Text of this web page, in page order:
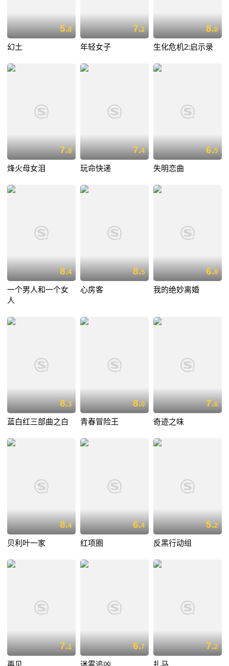
5.8
幻土
7.2
年轻女子
8.0
生化危机2:启示录
7.8
烽火母女泪
7.4
玩命快递
6.5
失明恋曲
8.4
一个男人和一个女
人
8.5
心房客
6.8
我的绝妙离婚
8.3
蓝白红三部曲之白
8.0
青春冒险王
7.6
奇迹之味
8.4
贝利叶一家
6.4
红项圈
5.2
反黑行动组
7.1 6.7 7.2